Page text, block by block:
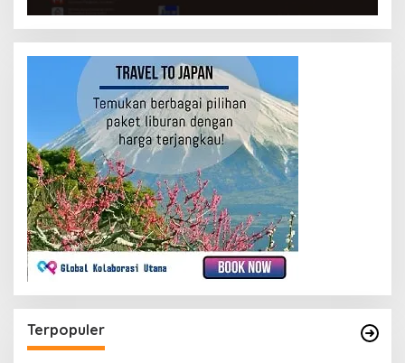
Terpopuler